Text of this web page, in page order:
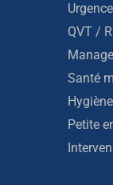
QVT /
Santé
Petite